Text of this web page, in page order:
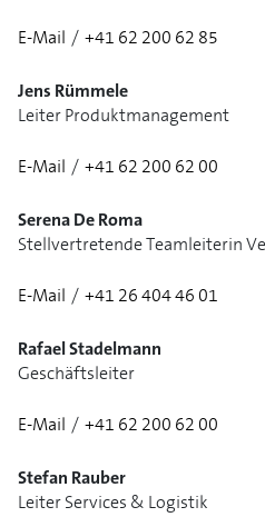
E-Mail / +41 62 200 62 85
Jens Rümmele
Leiter Produktmanagement
E-Mail / +41 62 200 62 00
Serena De Roma
Stellvertretende Teamleiterin
E-Mail / +41 26 404 46 01
Rafael Stadelmann
Geschäftsleiter
E-Mail / +41 62 200 62 00
Stefan Rauber
Leiter Services & Logistik